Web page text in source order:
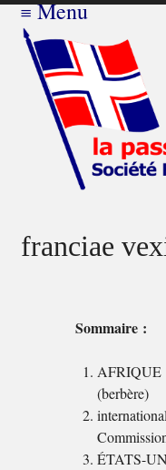
≡Menu
franciae
Sommaire :
(berbère)
ÉTATS-